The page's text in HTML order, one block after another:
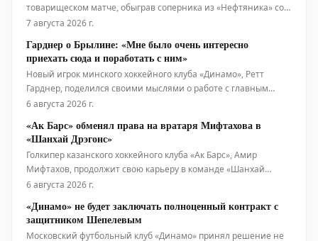
товарищеском матче, обыграв соперника из «Нефтяника» со
счетом 4:3. Решающей стадией игры стала серия буллитов, в
7 августа 2026 г.
Гарднер о Брылине: «Мне было очень интересно
приехать сюда и поработать с ним»
Новый игрок минского хоккейного клуба «Динамо», Ретт
Гарднер, поделился своими мыслями о работе с главным
тренером команды, Сергеем Брылиным. Гарднер отметил, что
с энтузиазмом приступил к тренировкам.
6 августа 2026 г.
«Ак Барс» обменял права на вратаря Мифтахова в
«Шанхай Дрэгонс»
Голкипер казанского хоккейного клуба «Ак Барс», Амир
Мифтахов, продолжит свою карьеру в команде «Шанхай
Дрэгонс». Об этом было объявлено пресс-службой китайского
6 августа 2026 г.
«Динамо» не будет заключать полноценный контракт с
защитником Шепелевым
Московский футбольный клуб «Динамо» принял решение не